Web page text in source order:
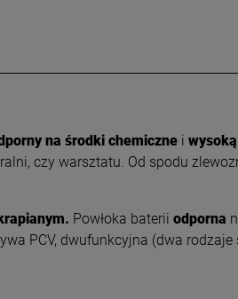
na środki chemiczne i
czy warsztatu. Od spodu
Powłoka baterii odporna
PCV, dwufunkcyjna (dwa